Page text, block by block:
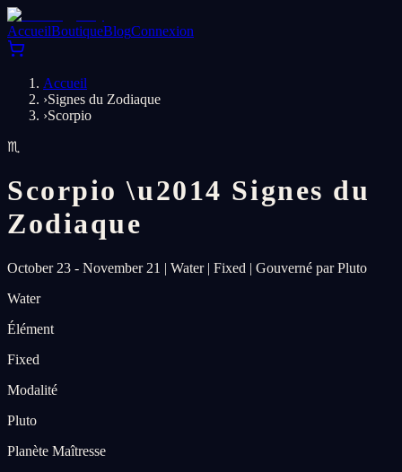
AccueilBoutiqueBlogConnexion
Accueil
›Signes du Zodiaque
›Scorpio
♏
Scorpio \u2014 Signes du
Zodiaque
October 23 - November 21 | Water| Fixed | Gouverné par Pluto
Water
Élément
Fixed
Modalité
Pluto
Planète Maîtresse